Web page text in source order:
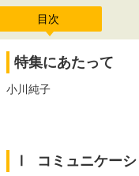
目次
特集にあたって
小川純子
コミュニケー